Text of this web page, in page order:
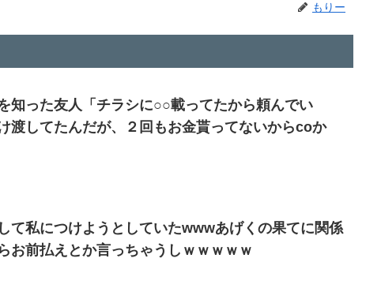
もりー
知った友人「チラシに○○載ってたから頼んでい
渡してたんだが、２回もお金貰ってないからcoか
て私につけようとしていたwwwあげくの果てに関係
お前払えとか言っちゃうしｗｗｗｗｗ